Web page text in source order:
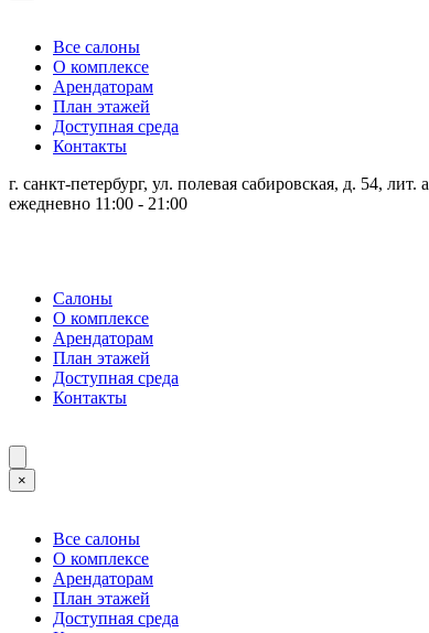
Все салоны
О комплексе
Арендаторам
План этажей
Доступная среда
Контакты
г. санкт-петербург, ул. полевая сабировская, д. 54, лит. а
ежедневно 11:00 - 21:00
Салоны
О комплексе
Арендаторам
План этажей
Доступная среда
Контакты
×
Все салоны
О комплексе
Арендаторам
План этажей
Доступная среда